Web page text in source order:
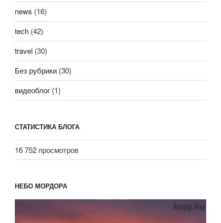
news (16)
tech (42)
travel (30)
Без рубрики (30)
видеоблог (1)
СТАТИСТИКА БЛОГА
16 752 просмотров
НЕБО МОРДОРА